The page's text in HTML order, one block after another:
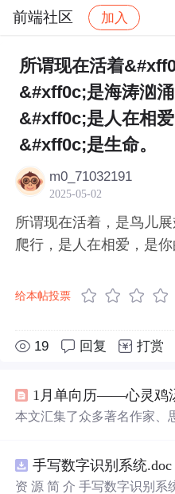
前端社区 加入
社区 前端社区 感慨
所谓现在活着
&#xff0c;是海涛汹
&#xff0c;是人在相
&#xff0c;是生命。
m0_71032191
2025-05-02
所谓现在活着，是鸟儿
爬行，是人在相爱，是你
给本帖投票
19 回复 打赏
1月单向历——心灵鸡
本文汇集了众多著名作家、
手写数字识别系统.doc
资 源 简 介 手写数字识别系